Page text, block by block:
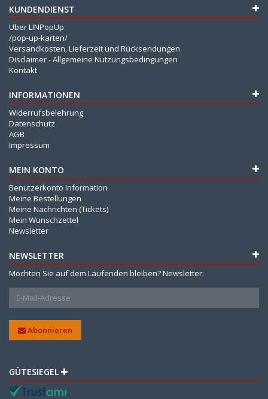
KUNDENDIENST
Über LINPopUp
/pop-up-karten/
Versandkosten, Lieferzeit und Rücksendungen
Disclaimer - Allgemeine Nutzungsbedingungen
Kontakt
INFORMATIONEN
Widerrufsbelehrung
Datenschutz
AGB
Impressum
MEIN KONTO
Benutzerkonto Information
Meine Bestellungen
Meine Nachrichten (Tickets)
Mein Wunschzettel
Newsletter
NEWSLETTER
Möchten Sie auf dem Laufenden bleiben? Newsletter:
Abonnieren
GÜTESIEGEL